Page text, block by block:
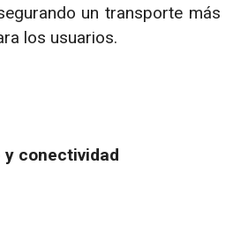
un transporte más
los usuarios.
y conectividad